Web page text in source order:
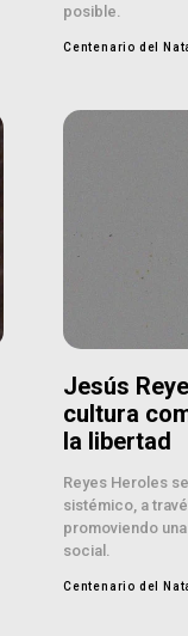
posible.
Centenario del
Jesús
cultura
la libertad
Reyes Heroles
sistémico, a
promoviendo
social.
Centenario del